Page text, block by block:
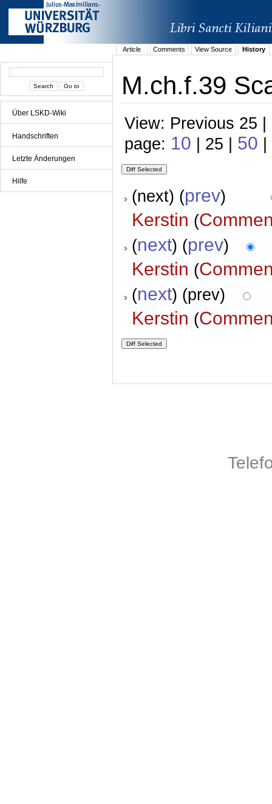
Über LSKD-Wiki
Handschriften
Letzte Änderungen
Hilfe
Article Comments View Source History
M.ch.f.39
View: Previous 25
page: 10 | 25 | 50 |
(next) (prev)
Kerstin (
(next) (prev)
Kerstin (
(next) (prev)
Kerstin (